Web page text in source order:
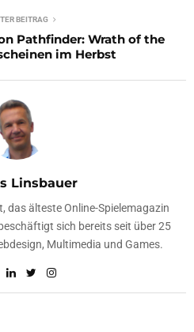
BEITRAG
Pathfinder: Wrath of the
im Herbst
Linsbauer
das älteste Online-Spielemagazin
sich bereits seit über 25
Multimedia und Games.